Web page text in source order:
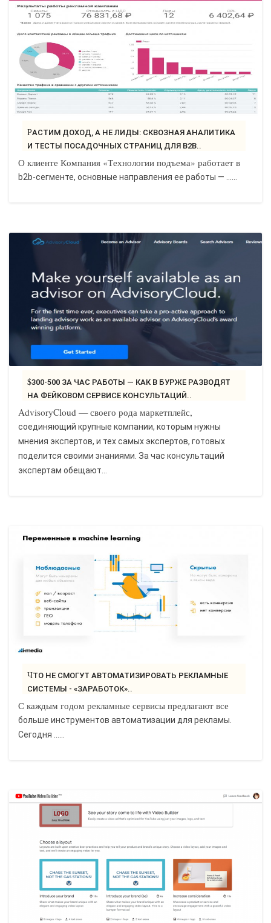
РАСТИМ ДОХОД, А НЕ ЛИДЫ: СКВОЗНАЯ АНАЛИТИКА
И ТЕСТЫ ПОСАДОЧНЫХ СТРАНИЦ ДЛЯ B2B..
О клиенте Компания «Технологии подъема» работает в
b2b-сегменте, основные направления ее работы — ......
$300-500 ЗА ЧАС РАБОТЫ — КАК В БУРЖЕ РАЗВОДЯТ
НА ФЕЙКОВОМ СЕРВИСЕ КОНСУЛЬТАЦИЙ..
AdvisoryCloud — своего рода маркетплейс,
соединяющий крупные компании, которым нужны
мнения экспертов, и тех самых экспертов, готовых
поделится своими знаниями. За час консультаций
экспертам обещают...
ЧТО НЕ СМОГУТ АВТОМАТИЗИРОВАТЬ РЕКЛАМНЫЕ
СИСТЕМЫ - «ЗАРАБОТОК»..
С каждым годом рекламные сервисы предлагают все
больше инструментов автоматизации для рекламы.
Сегодня ......